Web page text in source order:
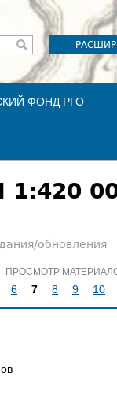
ФОНД РГО
1:420
обновления
ПРОСМОТР
6 7 8 9 10